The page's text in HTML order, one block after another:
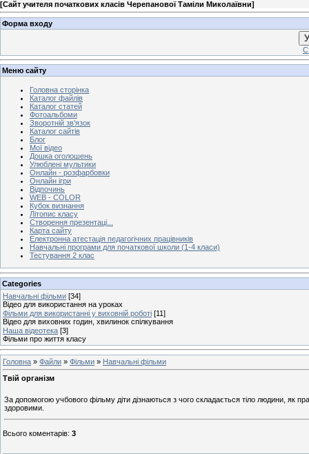
[Сайт учителя початкових класів Черепанової Таміли Миколаївни]
Форма входу
Меню сайту
Головна сторінка
Каталог файлів
Каталог статей
Фотоальбоми
Зворотній зв'язок
Каталог сайтів
Блог
Мої відео
Дошка оголошень
Улюблені мультики
Онлайн - розфарбовки
Онлайн ігри
Відпочинь
WEB - COLOR
Кубок визнання
Літопис класу
Створення презентаці...
Карта сайту
Електронна атестація педагогічних працівників
Навчальні програми для початкової школи (1-4 класи)
Тестування 2 клас
Categories
Навчальні фільми [34]
Відео для використання на уроках
Фільми для використанні у виховній роботі [11]
Відео для виховних годин, хвилинок спілкування
Наша відеотека [3]
Фільми про життя класу
Головна » Файли » Фільми » Навчальні фільми
Твій організм
За допомогою учбового фільму діти дізнаються з чого складається тіло людини, як
здоровими.
Всього коментарів: 3